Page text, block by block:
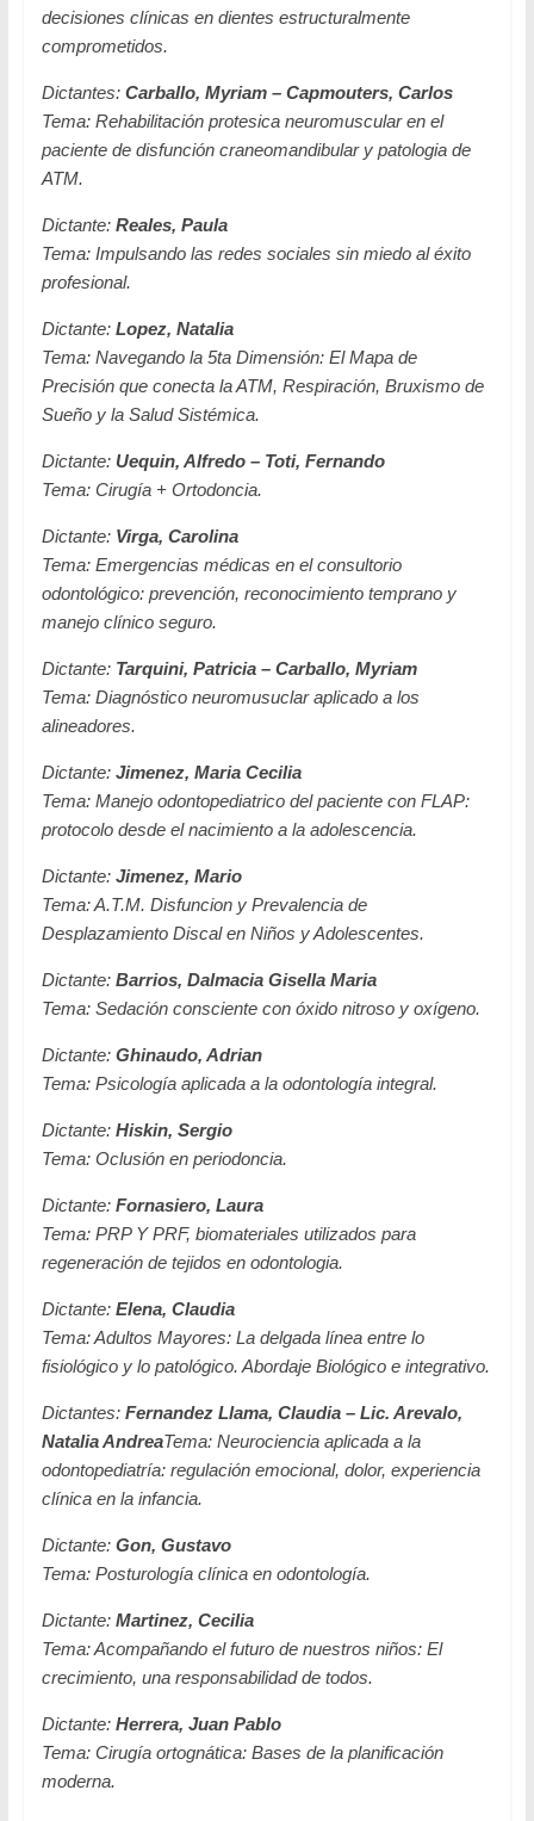
decisiones clínicas en dientes estructuralmente
comprometidos.
Dictantes: Carballo, Myriam – Capmouters, Carlos
Tema:Rehabilitación protesica neuromuscular en el
paciente de disfunción craneomandibular y patologia de
ATM.
Dictante: Reales, Paula
Tema:Impulsando las redes sociales sin miedo al éxito
profesional.
Dictante: Lopez, Natalia
Tema:Navegando la 5ta Dimensión: El Mapa de
Precisión que conecta la ATM, Respiración, Bruxismo de
Sueño y la Salud Sistémica.
Dictante: Uequin, Alfredo – Toti, Fernando
Tema:Cirugía + Ortodoncia.
Dictante: Virga, Carolina
Tema:Emergencias médicas en el consultorio
odontológico: prevención, reconocimiento temprano y
manejo clínico seguro.
Dictante: Tarquini, Patricia – Carballo, Myriam
Tema:Diagnóstico neuromusuclar aplicado a los
alineadores.
Dictante: Jimenez, Maria Cecilia
Tema:Manejo odontopediatrico del paciente con FLAP:
protocolo desde el nacimiento a la adolescencia.
Dictante: Jimenez, Mario
Tema:A.T.M. Disfuncion y Prevalencia de
Desplazamiento Discal en Niños y Adolescentes.
Dictante: Barrios, Dalmacia Gisella Maria
Tema:Sedación consciente con óxido nitroso y oxígeno.
Dictante: Ghinaudo, Adrian
Tema:Psicología aplicada a la odontología integral.
Dictante: Hiskin, Sergio
Tema:Oclusión en periodoncia.
Dictante: Fornasiero, Laura
Tema:PRP Y PRF, biomateriales utilizados para
regeneración de tejidos en odontologia.
Dictante: Elena, Claudia
Tema:Adultos Mayores: La delgada línea entre lo
fisiológico y lo patológico. Abordaje Biológico e integrativo.
Dictantes: Fernandez Llama, Claudia – Lic. Arevalo,
Natalia AndreaTema:Neurociencia aplicada a la
odontopediatría: regulación emocional, dolor, experiencia
clínica en la infancia.
Dictante: Gon, Gustavo
Tema:Posturología clínica en odontología.
Dictante: Martinez, Cecilia
Tema:Acompañando el futuro de nuestros niños: El
crecimiento, una responsabilidad de todos.
Dictante: Herrera, Juan Pablo
Tema:Cirugía ortognática: Bases de la planificación
moderna.